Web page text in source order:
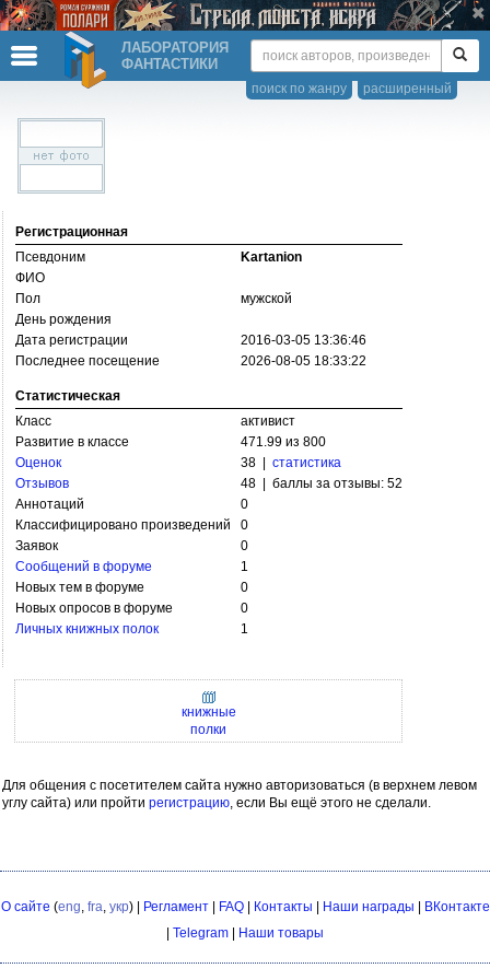
ЛАБОРАТОРИЯ
ФАНТАСТИКИ
расширенный
поиск по жанру
Регистрационная
Псевдоним
Kartanion
ФИО
Пол
мужской
День рождения
Дата регистрации
2016-03-05 13:36:46
Последнее посещение
2026-08-05 18:33:22
Статистическая
Класс
активист
Развитие в классе
471.99 из 800
Оценок
38 | статистика
Отзывов
48 | баллы за отзывы: 52
Аннотаций
0
Классифицировано произведений
0
Заявок
0
Сообщений в форуме
1
Новых тем в форуме
0
Новых опросов в форуме
0
Личных книжных полок
1
книжные
полки
Для общения с посетителем сайта нужно авторизоваться (в верхнем левом
углу сайта) или пройти регистрацию, если Вы ещё этого не сделали.
О сайте (eng, fra, укр) | Регламент| FAQ| Контакты Наши награды
ВКонтакте
Telegram Наши товары